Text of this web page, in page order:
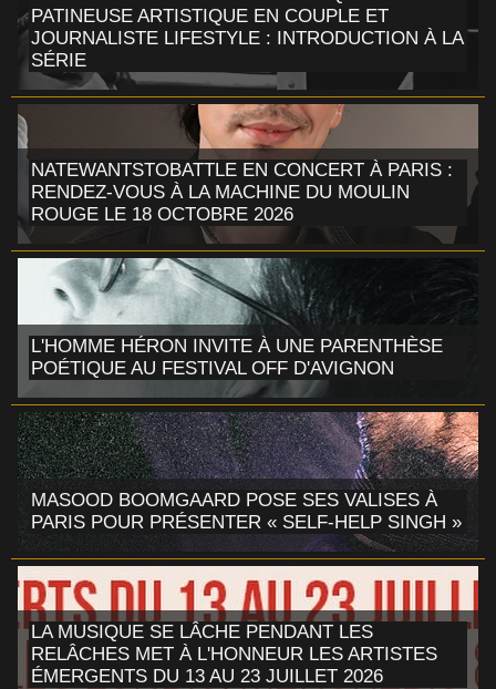
PATINEUSE ARTISTIQUE EN COUPLE ET
JOURNALISTE LIFESTYLE : INTRODUCTION À LA
SÉRIE
NATEWANTSTOBATTLE EN CONCERT À PARIS :
RENDEZ-VOUS À LA MACHINE DU MOULIN
ROUGE LE 18 OCTOBRE 2026
L'HOMME HÉRON INVITE À UNE PARENTHÈSE
POÉTIQUE AU FESTIVAL OFF D'AVIGNON
MASOOD BOOMGAARD POSE SES VALISES À
PARIS POUR PRÉSENTER « SELF-HELP SINGH »
LA MUSIQUE SE LÂCHE PENDANT LES
RELÂCHES MET À L'HONNEUR LES ARTISTES
ÉMERGENTS DU 13 AU 23 JUILLET 2026